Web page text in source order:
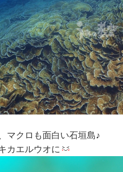
マクロも面白い石垣島♪
カエルウオに